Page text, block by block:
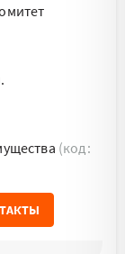
(код: